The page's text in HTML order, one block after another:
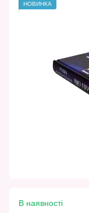
НОВИНКА
В наявності